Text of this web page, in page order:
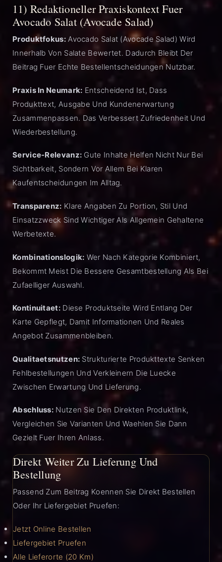
11) Redaktioneller Praxiskontext Fuer
Avocado Salat (Avocade Salad)
Produktfokus:Avocado Salat (Avocade Salad) Wird
Innerhalb Von Salate Bewertet. Dadurch Bleibt Der
Beitrag Fuer Echte Bestellentscheidungen Nutzbar.
Praxis In Neumark: Entscheidend Ist, Dass
Produkttext, Ausgabe Und Kundenerwartung
Zusammenpassen. Das Verbessert Zufriedenheit Und
Wiederbestellung.
Service-Relevanz: Gute Inhalte Helfen Nicht Nur Bei
Sichtbarkeit, Sondern Vor Allem Bei Klaren
Kaufentscheidungen Im Alltag.
Transparenz: Klare Angaben Zu Portion, Stil Und
Einsatzzweck Sind Wichtiger Als Allgemein Gehaltene
Werbetexte.
Kombinationslogik: Wer Nach Kategorie Kombiniert,
Bekommt Meist Die Bessere Gesamtbestellung Als Bei
Zufaelliger Auswahl.
Kontinuitaet:Diese Produktseite Wird Entlang Der
Karte Gepflegt, Damit Informationen Und Reales
Angebot Zusammenbleiben.
Qualitaetsnutzen: Strukturierte Produkttexte Senken
Fehlbestellungen Und Verkleinern Die Luecke
Zwischen Erwartung Und Lieferung.
Abschluss: Nutzen Sie Den Direkten Produktlink,
Vergleichen Sie Varianten Und Waehlen Sie Dann
Gezielt Fuer Ihren Anlass.
Direkt Weiter Zu Lieferung Und
Bestellung
Passend Zum Beitrag Koennen Sie Direkt Bestellen
Oder Ihr Liefergebiet Pruefen:
Jetzt Online Bestellen
Liefergebiet Pruefen
Alle Lieferorte (20 Km)